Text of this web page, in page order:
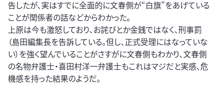
告したが、実はすでに全面的に文春側が“白旗”をあげている
ことが関係者の話などからわかった。
上原は今も激怒しており、お詫びとか金銭ではなく、刑事罰
（島田編集長を告訴している。但し、正式受理にはなっていな
い）を強く望んでいることがさすがに文春側もわかり、文春側
の名物弁護士・喜田村洋一弁護士もこれはマジだと実感、危
機感を持った結果のようだ。